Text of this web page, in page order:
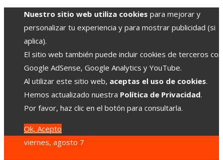
Nuestro sitio web utiliza cookies para mejorar y
personalizar tu experiencia y para mostrar publicidad (si
aplica).
El sitio web también puede incluir cookies de terceros
Google AdSense, Google Analytics y YouTube.
Al utilizar este sitio web, aceptas el uso de cookies.
Hemos actualizado nuestra Política de Privacidad.
Por favor, haz clic en el botón para consultarla.
Ok, Acepto
viernes, agosto 7